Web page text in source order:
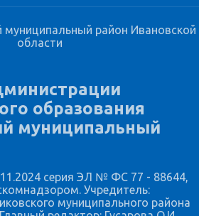
муниципальный район Ивановской
области
образования
муниципальный
серия ЭЛ № ФС 77 - 88644,
Учредитель:
муниципального района